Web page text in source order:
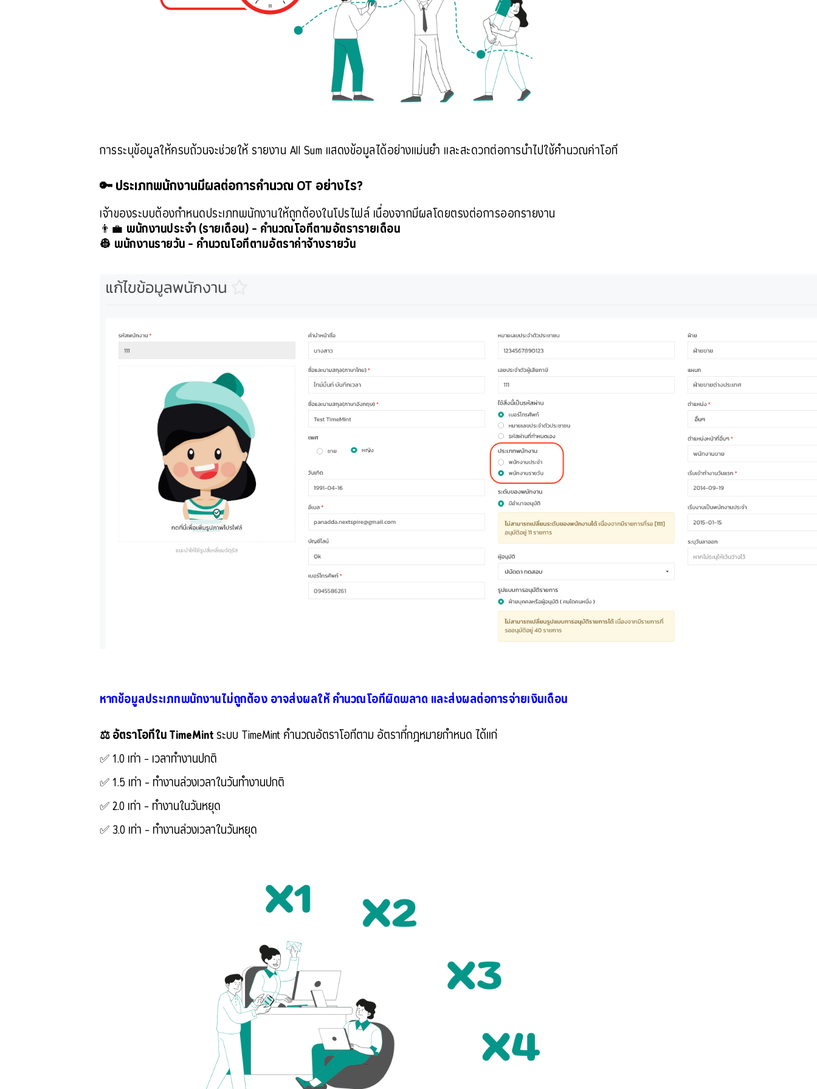
การระบุข้อมูลให้ครบถ้วนจะช่วยให้ รายงาน All Sum แสดงข้อมูลได้อย่างแม่นยำ และสะดวกต่อการนำไปใช้คำนวณค่าโอที
🔑 ประเภทพนักงานมีผลต่อการคำนวณ OT อย่างไร?
เจ้าของระบบต้องกำหนดประเภทพนักงานให้ถูกต้องในโปรไฟล์ เนื่องจากมีผลโดยตรงต่อการออกรายงาน
👨‍💼 พนักงานประจำ (รายเดือน) – คำนวณโอทีตามอัตรารายเดือน
👷 พนักงานรายวัน – คำนวณโอทีตามอัตราค่าจ้างรายวัน
หากข้อมูลประเภทพนักงานไม่ถูกต้อง อาจส่งผลให้ คำนวณโอทีผิดพลาด และส่งผลต่อการจ่ายเงินเดือน
⚖️ อัตราโอทีใน TimeMintระบบ TimeMint คำนวณอัตราโอทีตาม อัตราที่กฎหมายกำหนด ได้แก่
✅ 1.0 เท่า – เวลาทำงานปกติ
✅ 1.5 เท่า – ทำงานล่วงเวลาในวันทำงานปกติ
✅ 2.0 เท่า – ทำงานในวันหยุด
✅ 3.0 เท่า – ทำงานล่วงเวลาในวันหยุด